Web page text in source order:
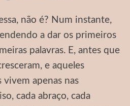
não é? Num instante,
a dar os primeiros
palavras. E, antes que
e aqueles
apenas nas
cada abraço, cada